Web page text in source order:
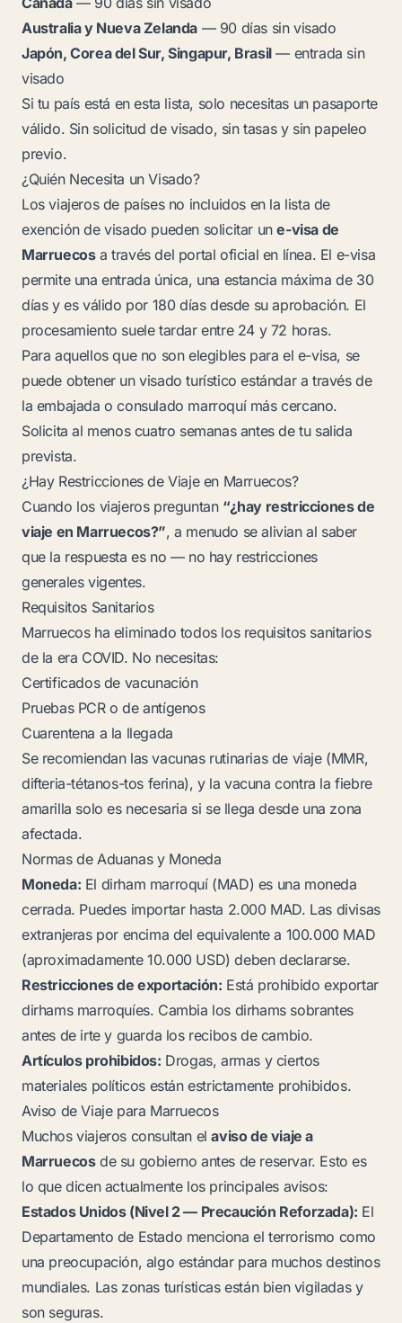
Australia y Nueva Zelanda — 90 días sin visado
Japón, Corea del Sur, Singapur, Brasil— entrada sin
visado
Si tu país está en esta lista, solo necesitas un pasaporte
válido. Sin solicitud de visado, sin tasas y sin papeleo
previo.
¿Quién Necesita un Visado?
Los viajeros de países no incluidos en la lista de
exención de visado pueden solicitar une-visa de
Marruecosa través del portal oficial en línea. El e-visa
permite una entrada única, una estancia máxima de 30
días y es válido por 180 días desde su aprobación. El
procesamiento suele tardar entre 24 y 72 horas.
Para aquellos que no son elegibles para el e-visa, se
puede obtener un visado turístico estándar a través de
la embajada o consulado marroquí más cercano.
Solicita al menos cuatro semanas antes de tu salida
prevista.
¿Hay Restricciones de Viaje en Marruecos?
Cuando los viajeros preguntan “¿hay restricciones de
viaje en Marruecos?”, a menudo se alivian al saber
que la respuesta es no — no hay restricciones
generales vigentes.
Requisitos Sanitarios
Marruecos ha eliminado todos los requisitos sanitarios
de la era COVID. No necesitas:
Certificados de vacunación
Pruebas PCR o de antígenos
Cuarentena a la llegada
Se recomiendan las vacunas rutinarias de viaje (MMR,
difteria-tétanos-tos ferina), y la vacuna contra la fiebre
amarilla solo es necesaria si se llega desde una zona
afectada.
Normas de Aduanas y Moneda
Moneda: El dirham marroquí (MAD) es una moneda
cerrada. Puedes importar hasta 2.000 MAD. Las divisas
extranjeras por encima del equivalente a 100.000 MAD
(aproximadamente 10.000 USD) deben declararse.
Restricciones de exportación: Está prohibido exportar
dirhams marroquíes. Cambia los dirhams sobrantes
antes de irte y guarda los recibos de cambio.
Artículos prohibidos: Drogas, armas y ciertos
materiales políticos están estrictamente prohibidos.
Aviso de Viaje para Marruecos
Muchos viajeros consultan elaviso de viaje a
Marruecosde su gobierno antes de reservar. Esto es
lo que dicen actualmente los principales avisos:
Estados Unidos (Nivel 2 — Precaución Reforzada): El
Departamento de Estado menciona el terrorismo como
una preocupación, algo estándar para muchos destinos
mundiales. Las zonas turísticas están bien vigiladas y
son seguras.